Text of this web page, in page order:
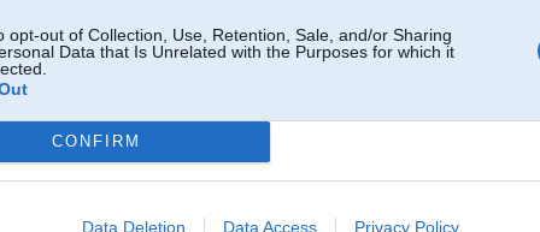
opt-out of Collection, Use, Retention, Sale, and/or Sharing
Data that Is Unrelated with the Purposes for which it
CONFIRM
Data Deletion Data Access Privacy Policy